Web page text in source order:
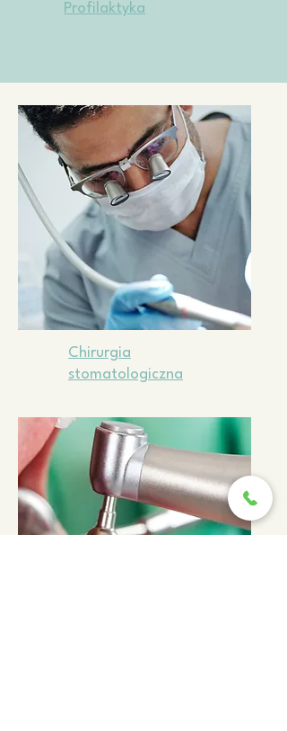
Profilaktyka
Chirurgia
stomatologiczna